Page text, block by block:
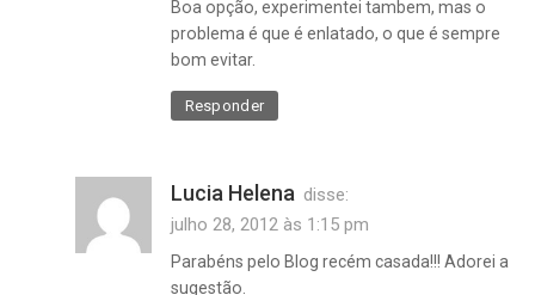
Boa opção, experimentei tambem, mas o
problema é que é enlatado, o que é sempre
bom evitar.
Responder
Lucia Helena disse:
julho 28, 2012 às 1:15 pm
Parabéns pelo Blog recém casada!!! Adorei a
sugestão.